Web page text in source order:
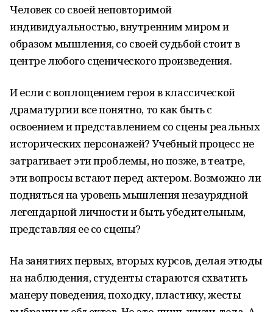
Человек со своей неповторимой
индивидуальностью, внутренним миром и
образом мышления, со своей судьбой стоит в
центре любого сценического произведения.
И если с воплощением героя в классической
драматургии все понятно, то как быть с
освоением и представлением со сцены реальных
исторических персонажей? Учебный процесс не
затрагивает эти проблемы, но позже, в театре,
эти вопросы встают перед актером. Возможно ли
подняться на уровень мышления незаурядной
легендарной личности и быть убедительным,
представляя ее со сцены?
На занятиях первых, вторых курсов, делая этюды
на наблюдения, студенты стараются схватить
манеру поведения, походку, пластику, жесты